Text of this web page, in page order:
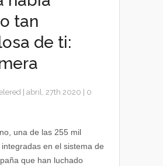
tan
de ti:
abril, 27th 2020
0
una de las 255 mil
en el sistema de
que han luchado